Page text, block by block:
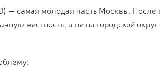
самая молодая часть Москвы. После
местность, а не на городской